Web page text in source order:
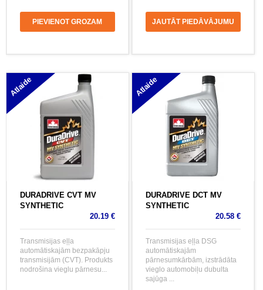
PIEVIENOT GROZAM JAUTĀT PIEDĀVĀJUMU
Atlaide
DURADRIVE CVT MV
SYNTHETIC
20.19 €
Transmisijas eļļa
automātiskajām bezpakāpju
transmisijām (CVT). Produkts
nodrošina vieglu pārnesu...
Atlaide
DURADRIVE DCT MV
SYNTHETIC
20.58 €
Transmisijas eļļa DSG
automātiskajām
pārnesumkārbām, izstrādāta
vieglo automobiļu dubulta
sajūga ...